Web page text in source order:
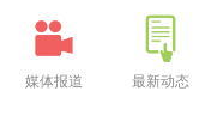
媒体报道 最新动态